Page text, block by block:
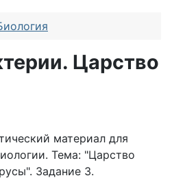
Царство
материал для
Тема: "Царство
Задание 3.